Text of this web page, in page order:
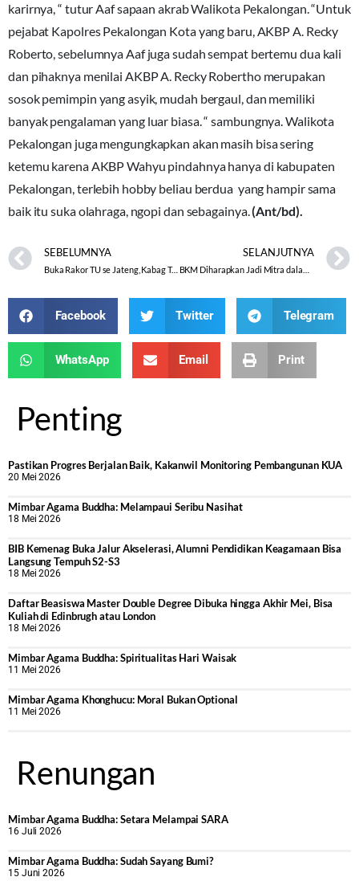
karirnya, “ tutur Aaf sapaan akrab Walikota Pekalongan. “Untuk
pejabat Kapolres Pekalongan Kota yang baru, AKBP A. Recky
Roberto, sebelumnya Aaf juga sudah sempat bertemu dua kali
dan pihaknya menilai AKBP A. Recky Robertho merupakan
sosok pemimpin yang asyik, mudah bergaul, dan memiliki
banyak pengalaman yang luar biasa. “ sambungnya. Walikota
Pekalongan juga mengungkapkan akan masih bisa sering
ketemu karena AKBP Wahyu pindahnya hanya di kabupaten
Pekalongan, terlebih hobby beliau berdua yang hampir sama
baik itu suka olahraga, ngopi dan sebagainya.(Ant/bd).
SEBELUMNYA
Buka Rakor TU se Jateng, Kabag Tekankan ASN Kemenag Harus Bisa Hadapi Tantangan di Era Disrupsi Informasi
SELANJUTNYA
Facebook Twitter Telegram
WhatsApp Email Print
Penting
Pastikan Progres Berjalan Baik, Kakanwil Monitoring Pembangunan KUA
20 Mei 2026
Mimbar Agama Buddha: Melampaui Seribu Nasihat
18 Mei 2026
BIB Kemenag Buka Jalur Akselerasi, Alumni Pendidikan Keagamaan Bisa
Langsung Tempuh S2-S3
18 Mei 2026
Daftar Beasiswa Master Double Degree Dibuka hingga Akhir Mei, Bisa
Kuliah di Edinbrugh atau London
18 Mei 2026
Mimbar Agama Buddha: Spiritualitas Hari Waisak
11 Mei 2026
Mimbar Agama Khonghucu: Moral Bukan Optional
11 Mei 2026
Renungan
Mimbar Agama Buddha: Setara Melampai SARA
16 Juli 2026
Mimbar Agama Buddha: Sudah Sayang Bumi?
15 Juni 2026